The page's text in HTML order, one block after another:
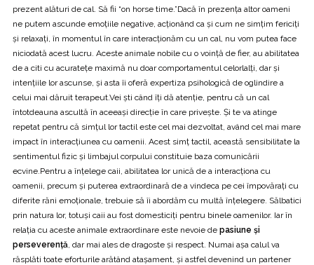
prezent alături de cal. Să fii “on horse time.”Dacă în prezenţa altor oameni
ne putem ascunde emoţiile negative, acţionând ca şi cum ne simţim fericiţi
şi relaxaţi, în momentul în care interacţionăm cu un cal, nu vom putea face
niciodată acest lucru. Aceste animale nobile cu o voinţă de fier, au abilitatea
de a citi cu acurateţe maximă nu doar comportamentul celorlalţi, dar şi
intenţiile lor ascunse, şi asta îi oferă expertiza psihologică de oglindire a
celui mai dăruit terapeut.Vei şti când îţi dă atenție, pentru că un cal
întotdeauna ascultă în aceeaşi direcţie în care priveşte. Şi te va atinge
repetat pentru că simțul lor tactil este cel mai dezvoltat, având cel mai mare
impact în interacţiunea cu oamenii. Acest simţ tactil, această sensibilitate la
sentimentul fizic şi limbajul corpului constituie baza comunicării
ecvine.Pentru a înţelege caii, abilitatea lor unică de a interacţiona cu
oamenii, precum şi puterea extraordinară de a vindeca pe cei împovăraţi cu
diferite răni emoţionale, trebuie să îi abordăm cu multă înţelegere. Sălbatici
prin natura lor, totuşi caii au fost domesticiţi pentru binele oamenilor. Iar în
relaţia cu aceste animale extraordinare este nevoie de pasiune şi
perseverenţă , dar mai ales de dragoste şi respect. Numai aşa calul va
răsplăti toate eforturile arătând ataşament, şi astfel devenind un partener